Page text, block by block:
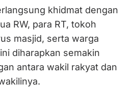
khidmat dengan
RW, para RT, tokoh
masjid, serta warga
diharapkan semakin
antara wakil rakyat dan